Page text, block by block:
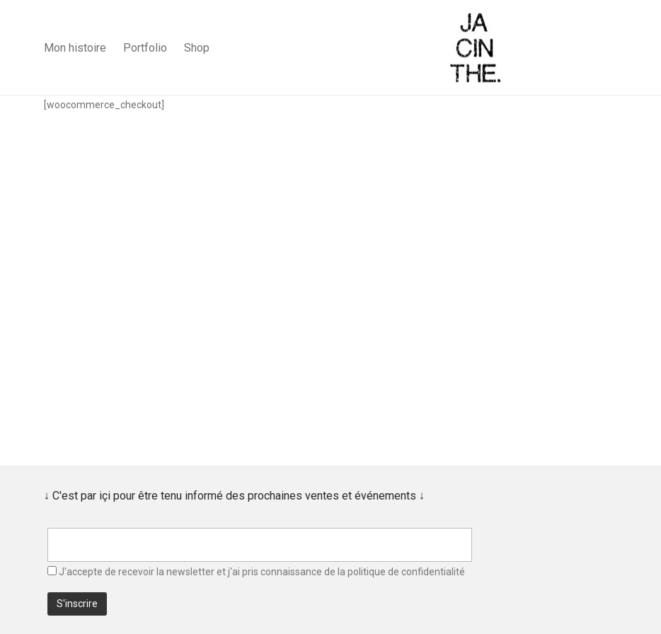
Mon histoire Portfolio Shop
[woocommerce_checkout]
↓ C'est par içi pour être tenu informé des prochaines ventes et événements ↓
J'accepte de recevoir la newsletter et j'ai pris connaissance de la politique de confidentialité